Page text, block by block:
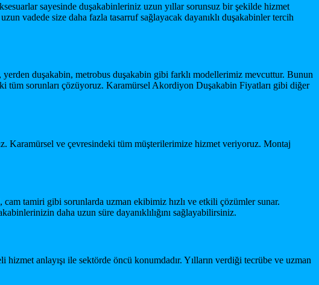
sayesinde duşakabinleriniz uzun yıllar sorunsuz bir şekilde hizmet
vadede size daha fazla tasarruf sağlayacak dayanıklı duşakabinler tercih
duşakabin, metrobus duşakabin gibi farklı modellerimiz mevcuttur. Bunun
tüm sorunları çözüyoruz. Karamürsel Akordiyon Duşakabin Fiyatları gibi diğer
Karamürsel ve çevresindeki tüm müşterilerimize hizmet veriyoruz. Montaj
tamiri gibi sorunlarda uzman ekibimiz hızlı ve etkili çözümler sunar.
daha uzun süre dayanıklılığını sağlayabilirsiniz.
anlayışı ile sektörde öncü konumdadır. Yılların verdiği tecrübe ve uzman